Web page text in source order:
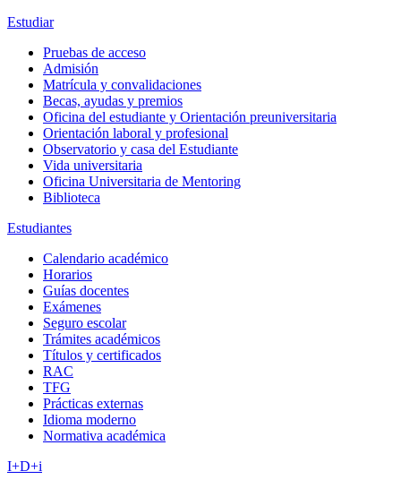
Estudiar
Pruebas de acceso
Admisión
Matrícula y convalidaciones
Becas, ayudas y premios
Oficina del estudiante y Orientación preuniversitaria
Orientación laboral y profesional
Observatorio y casa del Estudiante
Vida universitaria
Oficina Universitaria de Mentoring
Biblioteca
Estudiantes
Calendario académico
Horarios
Guías docentes
Exámenes
Seguro escolar
Trámites académicos
Títulos y certificados
RAC
TFG
Prácticas externas
Idioma moderno
Normativa académica
I+D+i